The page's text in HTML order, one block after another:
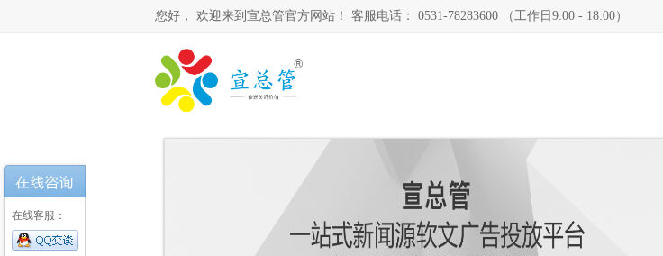
您好， 欢迎来到宣总管官方网站！ 客服电话： 0531-78283600 （工作日9:00 - 18:00）
在线客服：